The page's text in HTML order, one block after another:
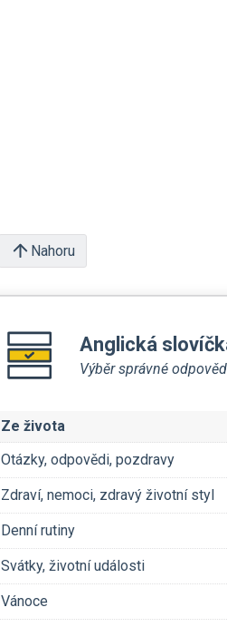
Nahoru
Anglická
Výběr správné
Ze života
Otázky, odpovědi, pozdravy
Zdraví, nemoci, zdravý životní styl
Denní rutiny
Svátky, životní události
Vánoce